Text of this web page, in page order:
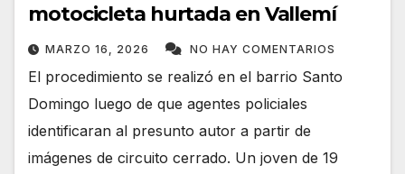
motocicleta hurtada en Vallemí
MARZO 16, 2026 NO HAY COMENTARIOS
El procedimiento se realizó en el barrio Santo
Domingo luego de que agentes policiales
identificaran al presunto autor a partir de
imágenes de circuito cerrado. Un joven de 19